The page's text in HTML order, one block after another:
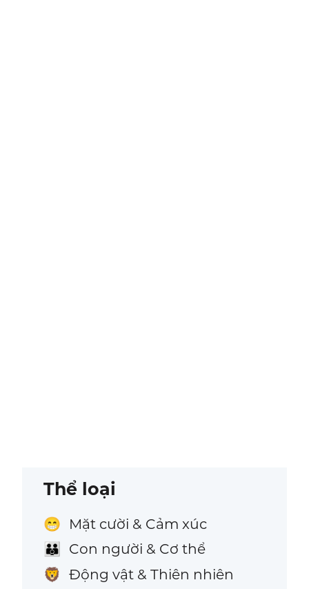
Thể loại
😁 Mặt cười & Cảm xúc
👪 Con người & Cơ thể
🦁 Động vật & Thiên nhiên